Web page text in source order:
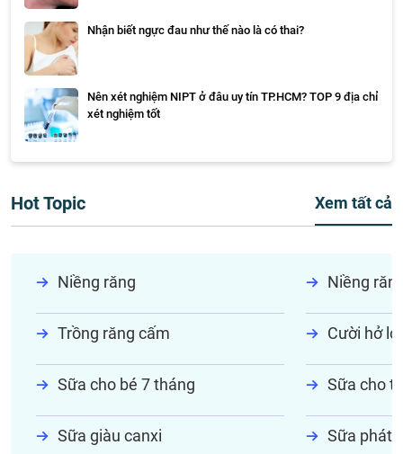
Nhận biết ngực đau như thế nào là có thai?
Nên xét nghiệm NIPT ở đâu uy tín TP.HCM? TOP 9 địa chỉ
xét nghiệm tốt
Hot Topic Xem tất cả
Niềng răng Niềng
Trồng răng cấm Cười hở lợi
Sữa cho bé 7 tháng Sữa cho
Sữa giàu canxi Sữa phát